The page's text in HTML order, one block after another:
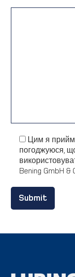
Цим я
погоджуюся,
Bening GmbH &